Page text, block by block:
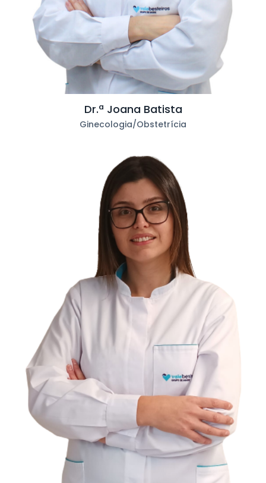
Dr.ª Joana Batista
Ginecologia/Obstetrícia